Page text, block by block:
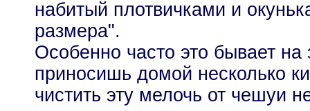
набитый плотвичками и
размера".
Особенно часто это бывает
приносишь домой несколько
чистить эту мелочь от чешуи